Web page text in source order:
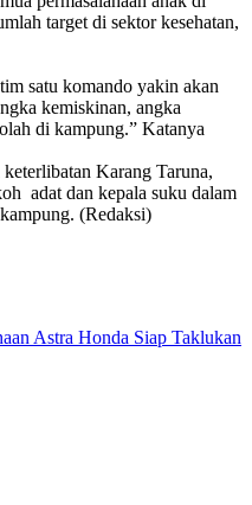
target di sektor kesehatan,
satu komando yakin akan
kemiskinan, angka
di kampung.” Katanya
Karang Taruna,
adat dan kepala suku dalam
(Redaksi)
Astra Honda Siap Taklukan